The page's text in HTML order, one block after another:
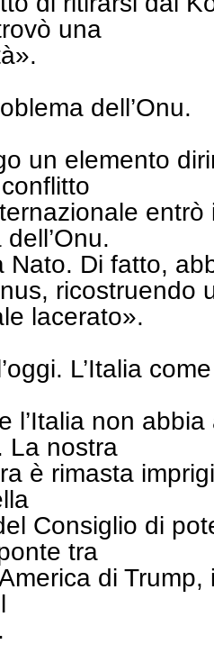
una
dell’Onu.
un elemento
Nato. Di fatto,
, ricostruendo
lacerato».
L’Italia
l’Italia non
La nostra
è rimasta
Consiglio di
tra
di